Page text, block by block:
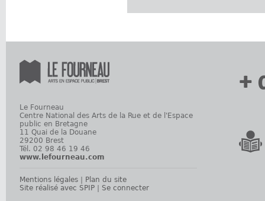
Le Fourneau
Centre National des Arts de la Rue et de l'Espace
public en Bretagne
11 Quai de la Douane
29200 Brest
Tél. 02 98 46 19 46
www.lefourneau.com
Mentions légales
Plan du site
Site réalisé avec SPIP
Se connecter
+